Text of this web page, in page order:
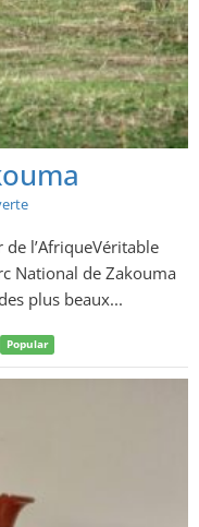
l’AfriqueVéritable
National de Zakouma
plus beaux...
Popular